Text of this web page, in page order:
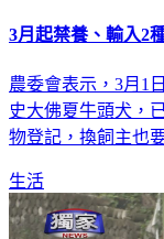
3月起禁養、輸入2
農委會表示，3月1
史大佛夏牛頭犬，
物登記，換飼主也
生活